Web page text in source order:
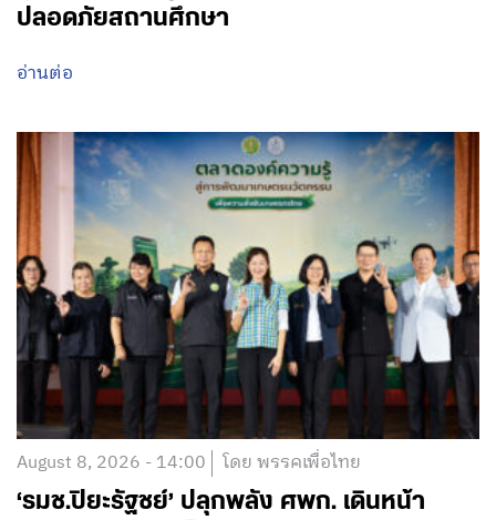
ปลอดภัยสถานศึกษา
อ่านต่อ
August 8, 2026 - 14:00 โดย พรรคเพื่อไทย
‘รมช.ปิยะรัฐชย์’ ปลุกพลัง ศพก. เดินหน้า